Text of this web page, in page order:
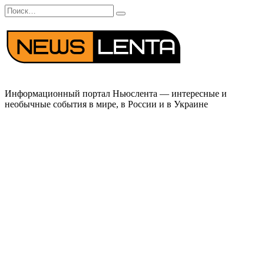
Перейти
к
содержанию
Search
for:
Информационный портал Ньюслента — интересные и
необычные события в мире, в России и в Украине